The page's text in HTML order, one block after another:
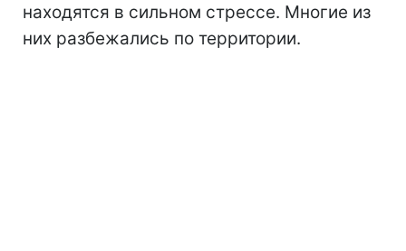
находятся в сильном стрессе. Многие из
них разбежались по территории.